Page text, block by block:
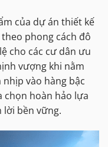
của dự án thiết kế
phong cách đô
cho các cư dân ưu
vượng khi nằm
vào hàng bậc
chọn hoàn hảo lựa
lời bền vững.